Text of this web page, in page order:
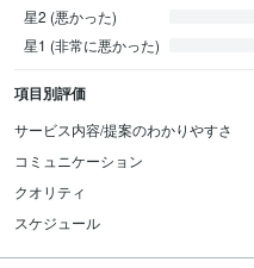
星2 (悪かった)
星1 (非常に悪かった)
項目別評価
サービス内容/提案のわかりやすさ
コミュニケーション
クオリティ
スケジュール